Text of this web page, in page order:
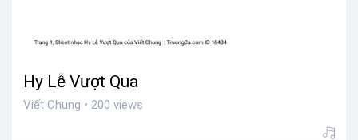
Hy Lễ Vượt Qua
Viết Chung • 200 views